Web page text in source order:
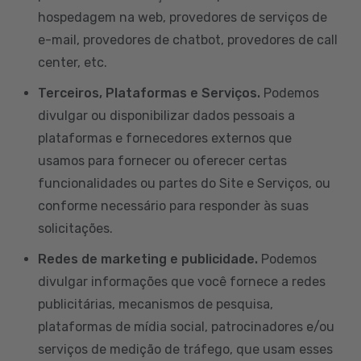
hospedagem na web, provedores de serviços de
e-mail, provedores de chatbot, provedores de call
center, etc.
Terceiros, Plataformas e Serviços. Podemos
divulgar ou disponibilizar dados pessoais a
plataformas e fornecedores externos que
usamos para fornecer ou oferecer certas
funcionalidades ou partes do Site e Serviços, ou
conforme necessário para responder às suas
solicitações.
Redes de marketing e publicidade. Podemos
divulgar informações que você fornece a redes
publicitárias, mecanismos de pesquisa,
plataformas de mídia social, patrocinadores e/ou
serviços de medição de tráfego, que usam esses